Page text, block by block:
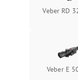
от замыканияVeber RD
Veber E